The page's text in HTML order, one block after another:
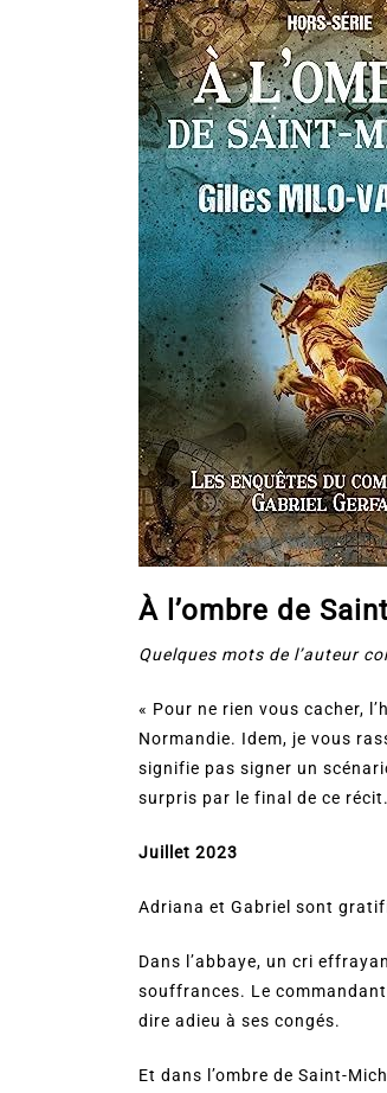
À l’ombre de
Quelques mots de l’auteur
« Pour ne rien vous cacher,
Normandie. Idem, je vous
signifie pas signer un
surpris par le final de ce
Juillet 2023
Adriana et Gabriel sont
Dans l’abbaye, un cri
souffrances. Le
dire adieu à ses congés.
Et dans l’ombre de Saint-